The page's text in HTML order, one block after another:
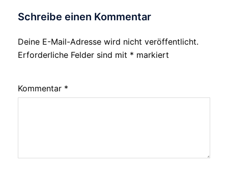
Schreibe einen Kommentar
Deine E-Mail-Adresse wird nicht veröffentlicht.
Erforderliche Felder sind mit * markiert
Kommentar *